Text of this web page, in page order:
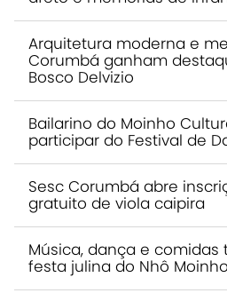
Arquitetura moderna e
Corumbá ganham
Bosco Delvizio
Bailarino do Moinho
participar do Festival de
Sesc Corumbá abre
gratuito de viola caipira
Música, dança e comidas
festa julina do Nhô Moinho